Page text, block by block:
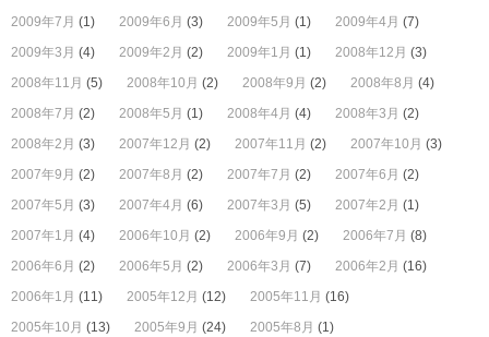
2009年7月 (1) 2009年6月 (3) 2009年5月 (1) 2009年4月 (7)
2009年3月 (4) 2009年2月 (2) 2009年1月 (1) 2008年12月 (3)
2008年11月 (5) 2008年10月 (2) 2008年9月 (2) 2008年8月 (4)
2008年7月 (2) 2008年5月 (1) 2008年4月 (4) 2008年3月 (2)
2008年2月 (3) 2007年12月 (2) 2007年11月 (2) 2007年10月 (3)
2007年9月 (2) 2007年8月 (2) 2007年7月 (2) 2007年6月 (2)
2007年5月 (3) 2007年4月 (6) 2007年3月 (5) 2007年2月 (1)
2007年1月 (4) 2006年10月 (2) 2006年9月 (2) 2006年7月 (8)
2006年6月 (2) 2006年5月 (2) 2006年3月 (7) 2006年2月 (16)
2006年1月 (11) 2005年12月 (12) 2005年11月 (16)
2005年10月 (13) 2005年9月 (24) 2005年8月 (1)